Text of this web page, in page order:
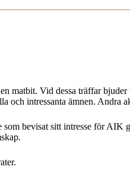
matbit. Vid dessa träffar
och intressanta ämnen. Andra
bevisat sitt intresse för AIK